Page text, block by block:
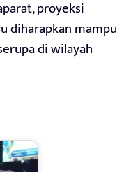
proyeksi
diharapkan mampu
di wilayah